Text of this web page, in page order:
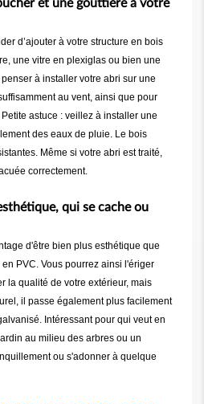
et une gouttière à votre
d’ajouter à votre structure en bois
une vitre en plexiglas ou bien une
à installer votre abri sur une
au vent, ainsi que pour
astuce : veillez à installer une
des eaux de pluie. Le bois
Même si votre abri est traité,
correctement.
qui se cache ou
d'être bien plus esthétique que
PVC. Vous pourrez ainsi l'ériger
la qualité de votre extérieur, mais
il passe également plus facilement
Intéressant pour qui veut en
au milieu des arbres ou un
ou s'adonner à quelque